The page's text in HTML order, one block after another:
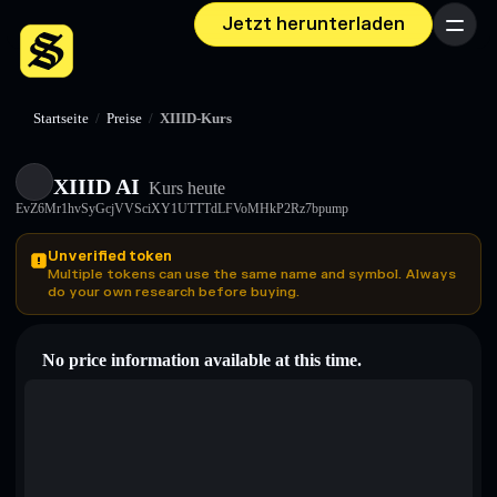
Jetzt herunterladen Menü
Startseite / Preise / XIIID-Kurs
XIIID AI Kurs heute
EvZ6Mr1hvSyGcjVVSciXY1UTTTdLFVoMHkP2Rz7bpump
Unverified token
Multiple tokens can use the same name and symbol. Always
do your own research before buying.
No price information available at this time.